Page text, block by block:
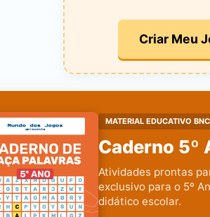
Criar Meu
MATERIAL EDUCATIVO
Caderno 5º
Atividades prontas
exclusivo para o 5º
didático escolar.